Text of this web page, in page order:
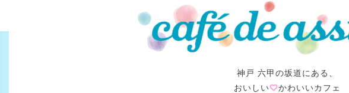
神戸 六甲の坂道にある、
おいしい
かわいいカフェ